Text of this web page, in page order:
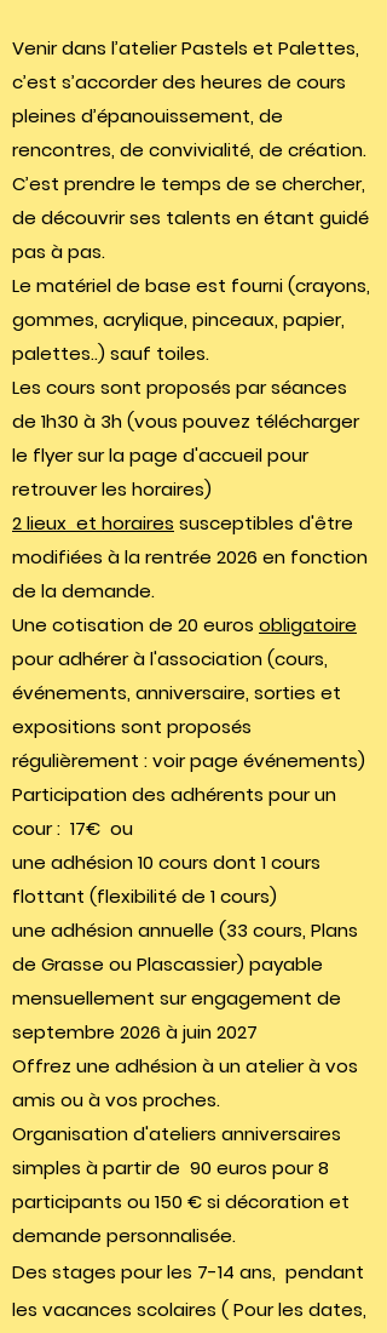
Venir dans l’atelier Pastels et Palettes,
c’est s’accorder des heures de cours
pleines d’épanouissement, de
rencontres, de convivialité, de création.
C’est prendre le temps de se chercher,
de découvrir ses talents en étant guidé
pas à pas.
Le matériel de base est fourni (crayons,
gommes, acrylique, pinceaux, papier,
palettes..) sauf toiles.
Les cours sont proposés par séances
de 1h30 à 3h (vous pouvez télécharger
le flyer sur la page d'accueil pour
retrouver les horaires)
2 lieux et horaires susceptibles d'être
modifiées à la rentrée 2026 en fonction
de la demande.
Une cotisation de 20 euros obligatoire
pour adhérer à l'association (cours,
événements, anniversaire, sorties et
expositions sont proposés
régulièrement : voir page événements)
Participation des adhérents pour un
cour : 17€ ou
une adhésion 10 cours dont 1 cours
flottant (flexibilité de 1 cours)
une adhésion annuelle (33 cours, Plans
de Grasse ou Plascassier) payable
mensuellement sur engagement de
septembre 2026 à juin 2027
Offrez une adhésion à un atelier à vos
amis ou à vos proches.
Organisation d'ateliers anniversaires
simples à partir de 90 euros pour 8
participants ou 150 € si décoration et
demande personnalisée.
Des stages pour les 7-14 ans, pendant
les vacances scolaires ( Pour les dates,